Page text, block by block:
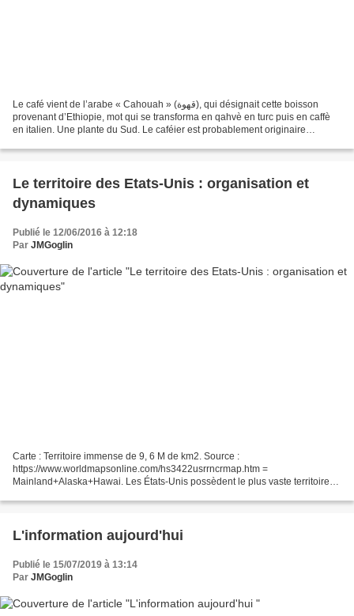
Le café vient de l’arabe « Cahouah » (قهوة), qui désignait cette boisson
provenant d’Ethiopie, mot qui se transforma en qahvè en turc puis en caffè
en italien. Une plante du Sud. Le caféier est probablement originaire
Le territoire des Etats-Unis : organisation et
dynamiques
Publié le 12/06/2016 à 12:18
Par JMGoglin
Carte : Territoire immense de 9, 6 M de km2. Source :
https://www.worldmapsonline.com/hs3422usrrncrmap.htm =
Mainland+Alaska+Hawai. Les États-Unis possèdent le plus vaste territoire
L'information aujourd'hui
Publié le 15/07/2019 à 13:14
Par JMGoglin